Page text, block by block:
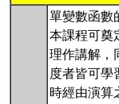
單變數函數
本課程可奠
理作講解，
度者皆可學
時經由演算